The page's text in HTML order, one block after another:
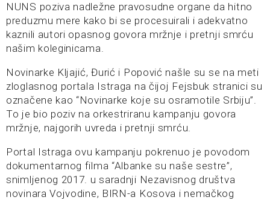
NUNS poziva nadležne pravosudne organe da hitno
preduzmu mere kako bi se procesuirali i adekvatno
kaznili autori opasnog govora mržnje i pretnji smrću
našim koleginicama.
Novinarke Kljajić, Đurić i Popović našle su se na meti
zloglasnog portala Istraga na čijoj Fejsbuk stranici su
označene kao “Novinarke koje su osramotile Srbiju”.
To je bio poziv na orkestriranu kampanju govora
mržnje, najgorih uvreda i pretnji smrću.
Portal Istraga ovu kampanju pokrenuo je povodom
dokumentarnog filma “Albanke su naše sestre”,
snimljenog 2017. u saradnji Nezavisnog društva
novinara Vojvodine, BIRN-a Kosova i nemačkog